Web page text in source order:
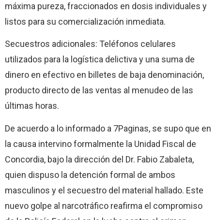
máxima pureza, fraccionados en dosis individuales y
listos para su comercialización inmediata.
Secuestros adicionales: Teléfonos celulares
utilizados para la logística delictiva y una suma de
dinero en efectivo en billetes de baja denominación,
producto directo de las ventas al menudeo de las
últimas horas.
De acuerdo a lo informado a 7Paginas, se supo que en
la causa intervino formalmente la Unidad Fiscal de
Concordia, bajo la dirección del Dr. Fabio Zabaleta,
quien dispuso la detención formal de ambos
masculinos y el secuestro del material hallado. Este
nuevo golpe al narcotráfico reafirma el compromiso